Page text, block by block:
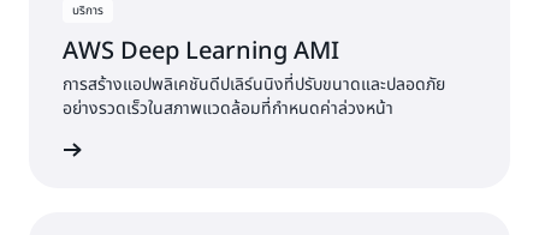
บริการ
AWS Deep Learning AMI
การสร้างแอปพลิเคชันดีปเลิร์นนิงที่ปรับขนาดและปลอดภัย
อย่างรวดเร็วในสภาพแวดล้อมที่กำหนดค่าล่วงหน้า